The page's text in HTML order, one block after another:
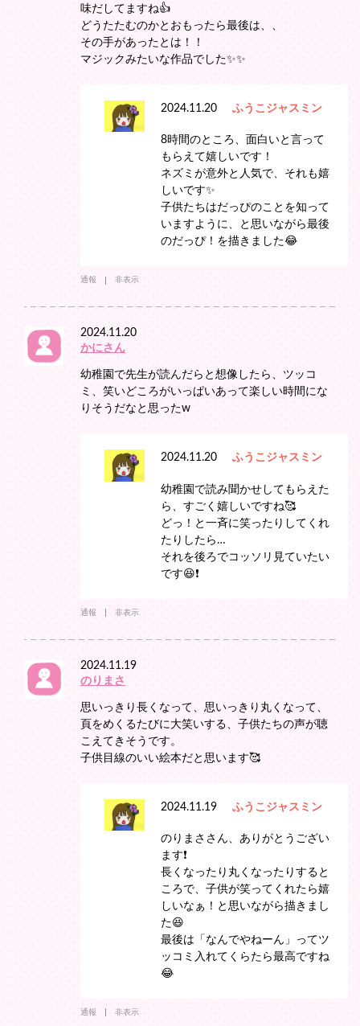
味だしてますね👍
どうたたむのかとおもったら最後は、、
その手があったとは！！
マジックみたいな作品でした✨✨
2024.11.20 ふうこジャスミン
8時間のところ、面白いと言って
もらえて嬉しいです！
ネズミが意外と人気で、それも嬉
しいです✨
子供たちはだっぴのことを知って
いますように、と思いながら最後
のだっぴ！を描きました😂
通報 非表示
2024.11.20
かにさん
幼稚園で先生が読んだらと想像したら、ツッコ
ミ、笑いどころがいっぱいあって楽しい時間にな
りそうだなと思ったw
2024.11.20 ふうこジャスミン
幼稚園で読み聞かせしてもらえた
ら、すごく嬉しいですね🥰
どっ！と一斉に笑ったりしてくれ
たりしたら…
それを後ろでコッソリ見ていたい
です😆❗️
通報 非表示
2024.11.19
のりまさ
思いっきり長くなって、思いっきり丸くなって、
頁をめくるたびに大笑いする、子供たちの声が聴
こえてきそうです。
子供目線のいい絵本だと思います🥰
2024.11.19 ふうこジャスミン
のりまささん、ありがとうござい
ます❗️
長くなったり丸くなったりすると
ころで、子供が笑ってくれたら嬉
しいなぁ！と思いながら描きまし
た😆
最後は「なんでやねーん」ってツ
ッコミ入れてくらたら最高ですね
😂
通報 非表示